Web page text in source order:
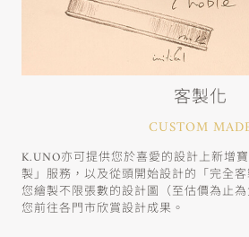
客製化
CUSTOM
K.UNO亦可提供您於喜愛的設計上新增
製」服務，以及從頭開始設計的「完全
您繪製不限張數的設計圖（至估價為止
您前往各門市欣賞設計成果。